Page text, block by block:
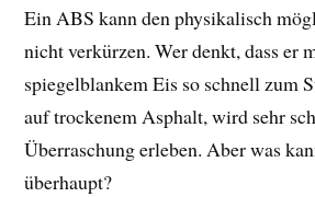
Ein ABS kann den physikalisch
nicht verkürzen. Wer denkt, dass er
spiegelblankem Eis so schnell zum
auf trockenem Asphalt, wird sehr
Überraschung erleben. Aber was
überhaupt?